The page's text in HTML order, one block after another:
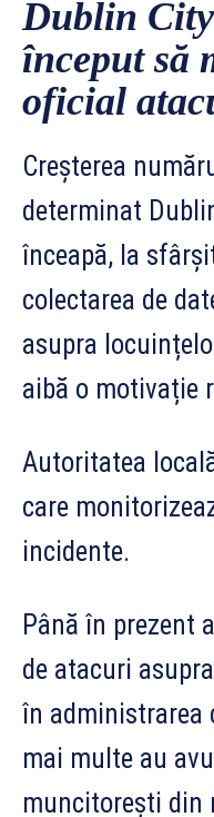
Dublin
început să
oficial
Creșterea
determinat
înceapă, la
colectarea de
asupra
aibă o motivație
Autoritatea
care
incidente.
Până în prezent
de atacuri
în administrarea
mai multe au
muncitorești din